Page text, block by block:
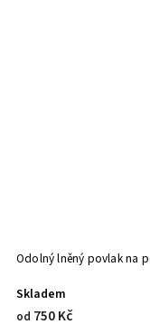
Odolný lněný povlak na
Skladem
od 750 Kč